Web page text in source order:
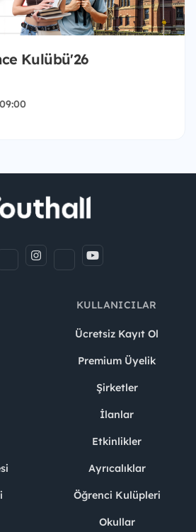
Kulübü'26
KULLANICILAR
Ücretsiz Kayıt Ol
Premium Üyelik
Şirketler
İlanlar
Etkinlikler
Ayrıcalıklar
Öğrenci Kulüpleri
Okullar